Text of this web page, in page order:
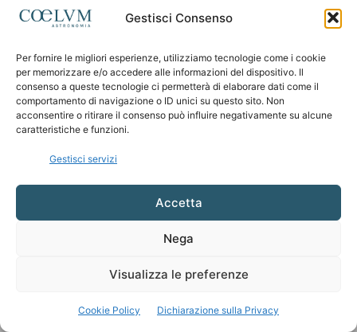
Gestisci Consenso
Per fornire le migliori esperienze, utilizziamo tecnologie come i cookie
per memorizzare e/o accedere alle informazioni del dispositivo. Il
consenso a queste tecnologie ci permetterà di elaborare dati come il
comportamento di navigazione o ID unici su questo sito. Non
acconsentire o ritirare il consenso può influire negativamente su alcune
caratteristiche e funzioni.
Gestisci servizi
Accetta
Nega
Visualizza le preferenze
Cookie Policy Dichiarazione sulla Privacy
SEGUICI